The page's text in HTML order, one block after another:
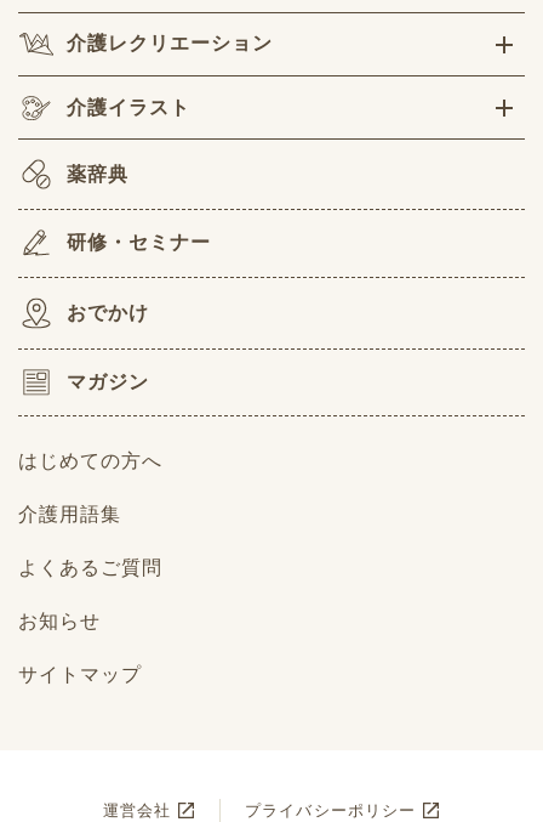
介護レクリエーション
介護イラスト
薬辞典
研修・セミナー
おでかけ
マガジン
はじめての方へ
介護用語集
よくあるご質問
お知らせ
サイトマップ
運営会社 プライバシーポリシー